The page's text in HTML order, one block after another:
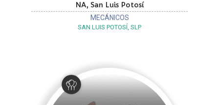
NA, San Luis Potosí
MECÁNICOS
SAN LUIS POTOSÍ, SLP